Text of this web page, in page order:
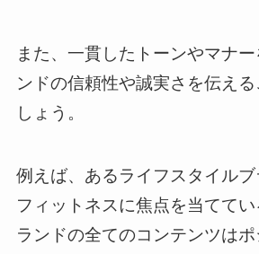
また、一貫したトーンやマナ
ンドの信頼性や誠実さを伝え
しょう。
例えば、あるライフスタイルブ
フィットネスに焦点を当てて
ランドの全てのコンテンツは